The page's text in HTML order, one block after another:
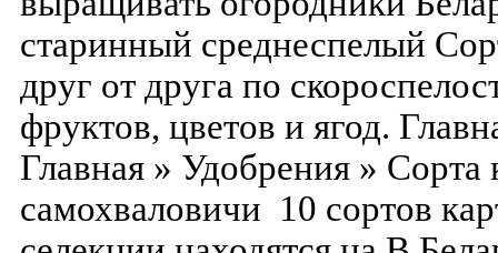
старинный среднеспелый
друг от друга по
фруктов, цветов и ягод.
Главная » Удобрения » Сорта
самохваловичи 10 сортов